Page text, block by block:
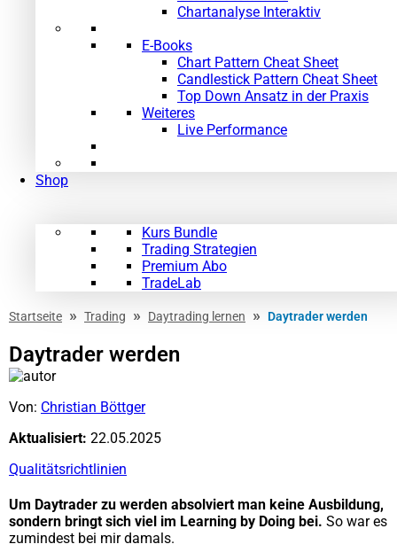
Chartanalyse Interaktiv
E-Books
Chart Pattern Cheat Sheet
Candlestick Pattern Cheat Sheet
Top Down Ansatz in der Praxis
Weiteres
Live Performance
Shop
Kurs Bundle
Trading Strategien
Premium Abo
TradeLab
Startseite » Trading » Daytrading lernen » Daytrader werden
Daytrader werden
Von: Christian Böttger
Aktualisiert: 22.05.2025
Qualitätsrichtlinien
Um Daytrader zu werden absolviert man keine Ausbildung,
sondern bringt sich viel im Learning by Doing bei. So war es
zumindest bei mir damals.